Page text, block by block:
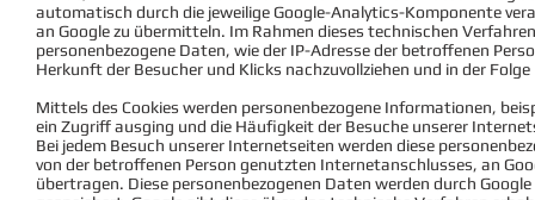
automatisch durch die jeweilige Google-Analytics-Komponente
an Google zu übermitteln. Im Rahmen dieses technischen
personenbezogene Daten, wie der IP-Adresse der betroffenen
Herkunft der Besucher und Klicks nachzuvollziehen und in der
Mittels des Cookies werden personenbezogene Informationen,
ein Zugriff ausging und die Häufigkeit der Besuche unserer
Bei jedem Besuch unserer Internetseiten werden diese
von der betroffenen Person genutzten Internetanschlusses, an
übertragen. Diese personenbezogenen Daten werden durch